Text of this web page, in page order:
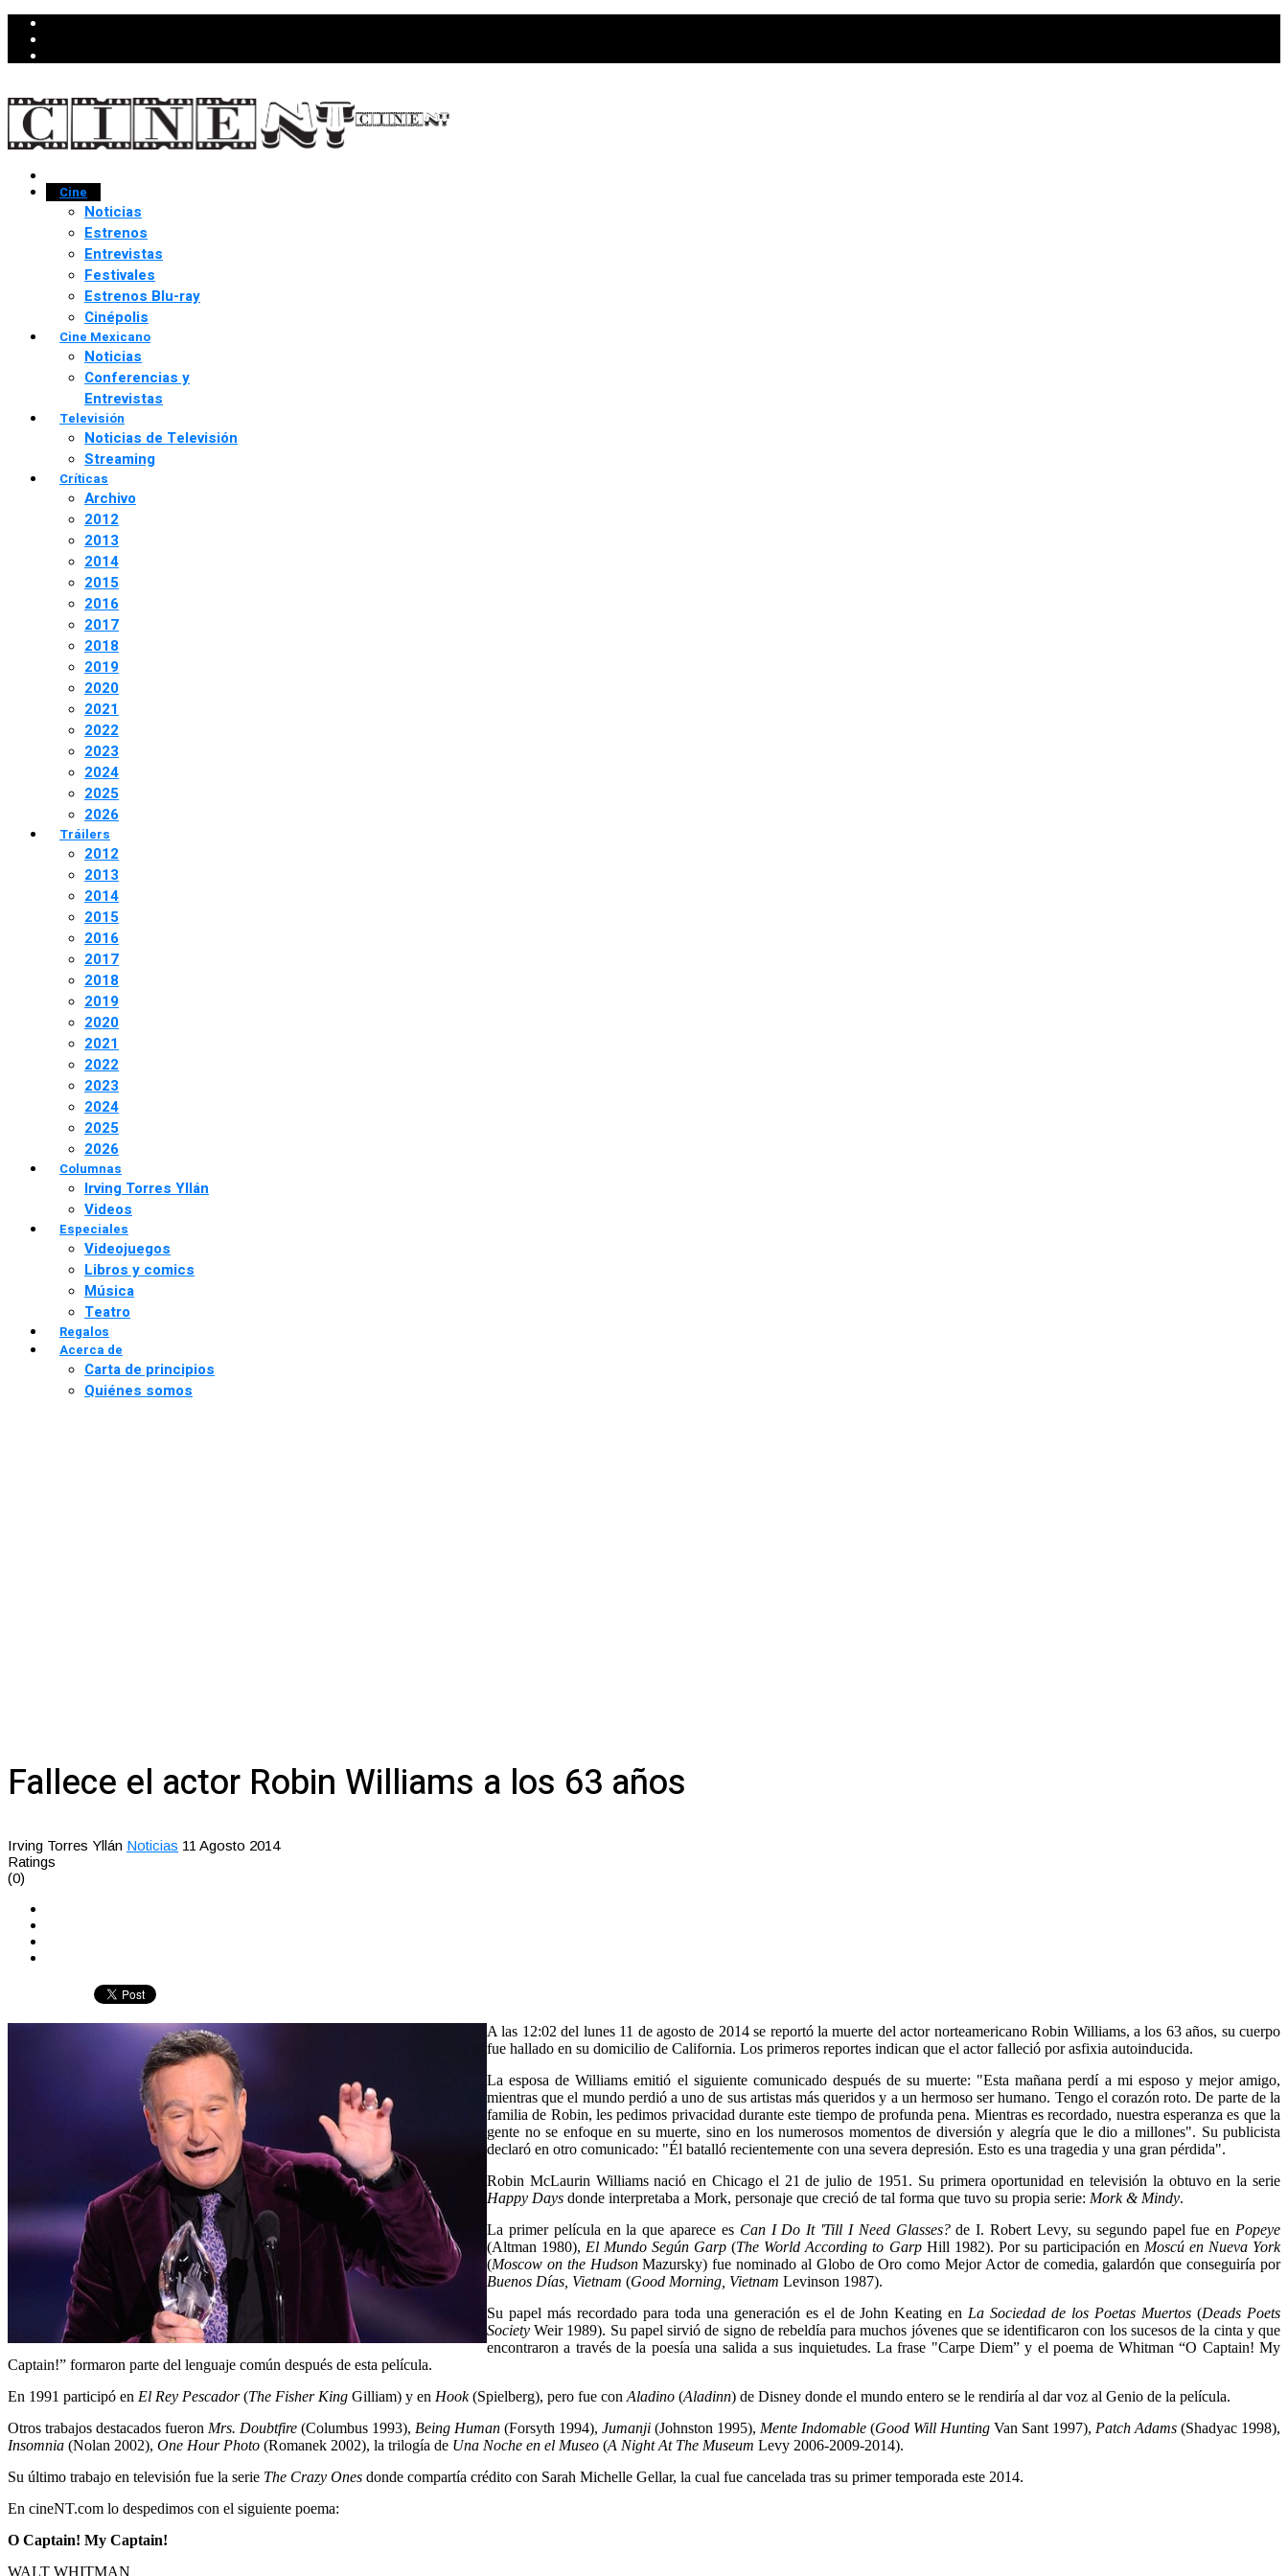
Cine
Noticias
Estrenos
Entrevistas
Festivales
Estrenos Blu-ray
Cinépolis
Cine Mexicano
Noticias
Conferencias y
Entrevistas
Televisión
Noticias de Televisión
Streaming
Críticas
Archivo
2012
2013
2014
2015
2016
2017
2018
2019
2020
2021
2022
2023
2024
2025
2026
Tráilers
2012
2013
2014
2015
2016
2017
2018
2019
2020
2021
2022
2023
2024
2025
2026
Columnas
Irving Torres Yllán
Videos
Especiales
Videojuegos
Libros y comics
Música
Teatro
Regalos
Acerca de
Carta de principios
Quiénes somos
Fallece el actor Robin Williams a los 63 años
Irving Torres Yllán Noticias 11 Agosto 2014
Ratings
(0)
A las 12:02 del lunes 11 de agosto de 2014 se reportó la muerte del actor norteamericano Robin Williams, a los 63 años, su cuerpo
fue hallado en su domicilio de California. Los primeros reportes indican que el actor falleció por asfixia autoinducida.
La esposa de Williams emitió el siguiente comunicado después de su muerte: "Esta mañana perdí a mi esposo y mejor amigo,
mientras que el mundo perdió a uno de sus artistas más queridos y a un hermoso ser humano. Tengo el corazón roto. De parte de la
familia de Robin, les pedimos privacidad durante este tiempo de profunda pena. Mientras es recordado, nuestra esperanza es que la
gente no se enfoque en su muerte, sino en los numerosos momentos de diversión y alegría que le dio a millones". Su publicista
declaró en otro comunicado: "Él batalló recientemente con una severa depresión. Esto es una tragedia y una gran pérdida".
Robin McLaurin Williams nació en Chicago el 21 de julio de 1951. Su primera oportunidad en televisión la obtuvo en la serie
Happy Days donde interpretaba a Mork, personaje que creció de tal forma que tuvo su propia serie: Mork & Mindy.
La primer película en la que aparece es Can I Do It 'Till I Need Glasses?de I. Robert Levy, su segundo papel fue en Popeye
(Altman 1980), El Mundo Según Garp(The World According to GarpHill 1982). Por su participación en Moscú en Nueva York
(Moscow on the HudsonMazursky) fue nominado al Globo de Oro como Mejor Actor de comedia, galardón que conseguiría por
Buenos Días, Vietnam (Good Morning, Vietnam Levinson 1987).
Su papel más recordado para toda una generación es el de John Keating en La Sociedad de los Poetas Muertos (Deads Poets
Society Weir 1989). Su papel sirvió de signo de rebeldía para muchos jóvenes que se identificaron con los sucesos de la cinta y que
encontraron a través de la poesía una salida a sus inquietudes. La frase "Carpe Diem” y el poema de Whitman “O Captain! My
Captain!” formaron parte del lenguaje común después de esta película.
En 1991 participó en El Rey Pescador(The Fisher King Gilliam) y en Hook(Spielberg), pero fue con Aladino (Aladinn) de Disney donde el mundo entero se le rendiría al dar voz al Genio de la película.
Otros trabajos destacados fueron Mrs. Doubtfire (Columbus 1993), Being Human (Forsyth 1994), Jumanji (Johnston 1995), Mente Indomable (Good Will Hunting Van Sant 1997), Patch Adams (Shadyac 1998),
Insomnia (Nolan 2002), One Hour Photo (Romanek 2002), la trilogía de Una Noche en el Museo (A Night At The Museum Levy 2006-2009-2014).
Su último trabajo en televisión fue la serie The Crazy Ones donde compartía crédito con Sarah Michelle Gellar, la cual fue cancelada tras su primer temporada este 2014.
En cineNT.com lo despedimos con el siguiente poema:
O Captain! My Captain!
WALT WHITMAN